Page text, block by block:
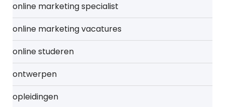
online marketing specialist
online marketing vacatures
online studeren
ontwerpen
opleidingen